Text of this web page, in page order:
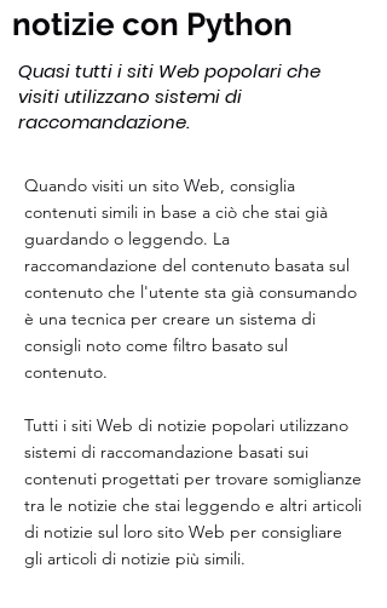
notizie con Python
Quasi tutti i siti Web popolari che
visiti utilizzano sistemi di
raccomandazione.
Quando visiti un sito Web, consiglia
contenuti simili in base a ciò che stai già
guardando o leggendo. La
raccomandazione del contenuto basata sul
contenuto che l'utente sta già consumando
è una tecnica per creare un sistema di
consigli noto come filtro basato sul
contenuto.
Tutti i siti Web di notizie popolari utilizzano
sistemi di raccomandazione basati sui
contenuti progettati per trovare somiglianze
tra le notizie che stai leggendo e altri articoli
di notizie sul loro sito Web per consigliare
gli articoli di notizie più simili.